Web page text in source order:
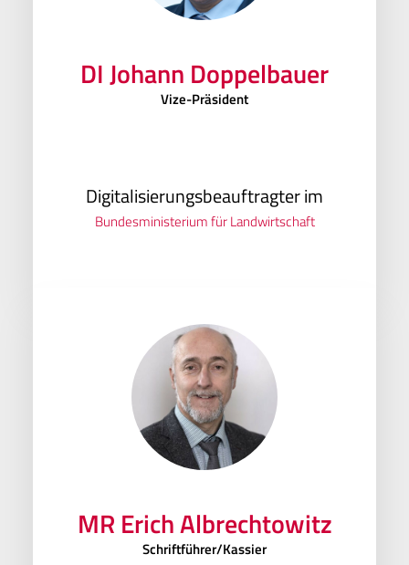
DI Johann Doppelbauer
Vize-Präsident
Digitalisierungsbeauftragter im
Bundesministerium für Landwirtschaft
MR Erich Albrechtowitz
Schriftführer/Kassier